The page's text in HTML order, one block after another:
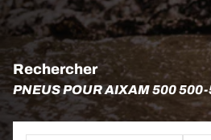
Rechercher
PNEUS POUR AIXAM 500